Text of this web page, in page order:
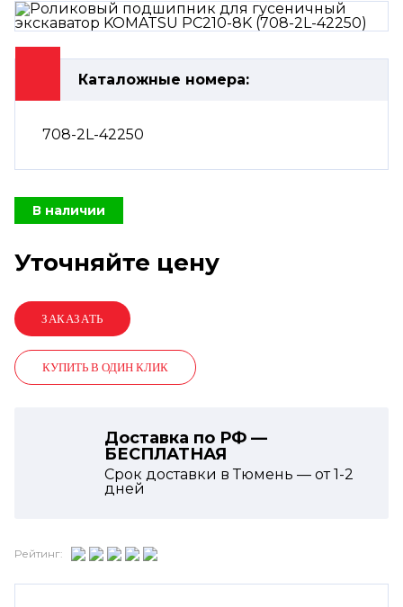
Каталожные номера:
708-2L-42250
В наличии
Уточняйте цену
КУПИТЬ В ОДИН КЛИК
Доставка по РФ —
БЕСПЛАТНАЯ
Срок доставки в Тюмень — от1-2
дней
Рейтинг: